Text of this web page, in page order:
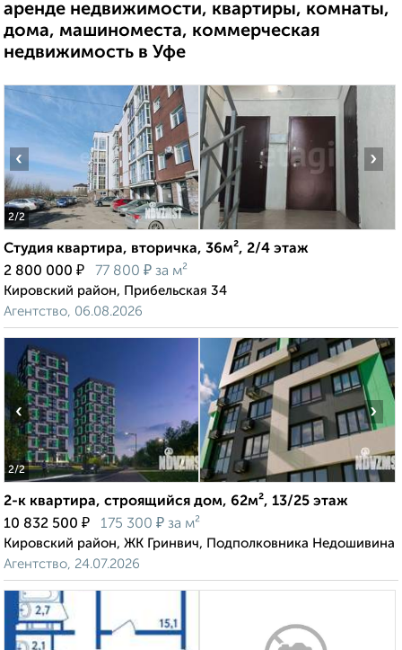
аренде недвижимости, квартиры, комнаты,
дома, машиноместа, коммерческая
недвижимость в Уфе
2/2
‹ ›
Студия квартира, вторичка, 36м², 2/4 этаж
2 800 000 ₽ 77 800 ₽ за м²
Кировский район, Прибельская 34
Агентство, 06.08.2026
2/2
‹ ›
2-к квартира, строящийся дом, 62м², 13/25 этаж
10 832 500 ₽ 175 300 ₽ за м²
Кировский район, ЖК Гринвич, Подполковника Недошивина
Агентство, 24.07.2026